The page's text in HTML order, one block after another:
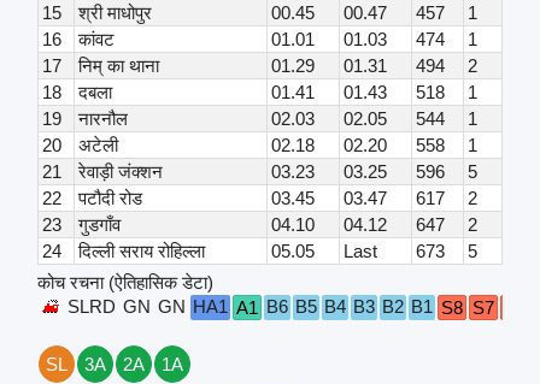
15
श्री माधोपुर 00.45 00.47 457
1
16
कांवट 01.01 01.03 474
1
17
निम् का थाना 01.29 01.31 494
2
18
दबला 01.41 01.43 518
1
19
नारनौल 02.03 02.05 544
1
20
अटेली 02.18 02.20 558
1
21
रेवाड़ी जंक्शन 03.23 03.25 596
5
22
पटौदी रोड 03.45 03.47 617
2
23
गुडगाँव 04.10 04.12 647
2
24
दिल्ली सराय रोहिल्ला 05.05 Last 673
5
कोच रचना (ऐतिहासिक डेटा)
SLRD GN GN HA1 A1 B6 B5 B4 B3 B2 B1 S8 S7
SL 3A 2A
1A